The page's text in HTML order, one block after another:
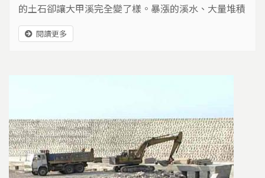
的土石卻讓大甲溪完全變了樣。暴漲的溪水、大量堆積
的砂石，加上沿線幾個部落嚴重的災情，大甲溪的變化
令多年來靠著它維生的居民詫異，但這樣的變化不是一
閱讀更多